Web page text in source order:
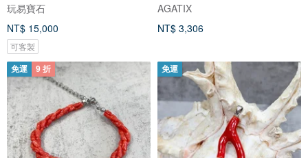
玩易寶石
NT$ 15,000
可客製
AGATIX
NT$ 3,306
免運 9 折 免運